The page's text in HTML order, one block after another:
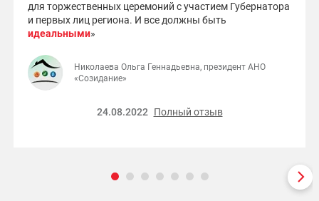
для торжественных церемоний с участием Губернатора
и первых лиц региона. И все должны быть
идеальными»
Николаева Ольга Геннадьевна, президент АНО
«Созидание»
24.08.2022 Полный отзыв